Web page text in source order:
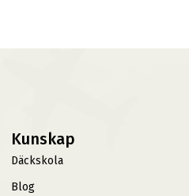
Kunskap
Däckskola
Blog